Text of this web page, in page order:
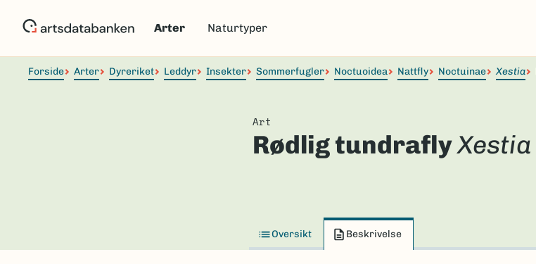
Arter Naturtyper
Forside Arter Dyreriket Leddyr Insekter Sommerfugler Noctuoidea Nattfly Noctuinae Xestia
Art
Rødlig tundrafly
Oversikt Beskrivelse